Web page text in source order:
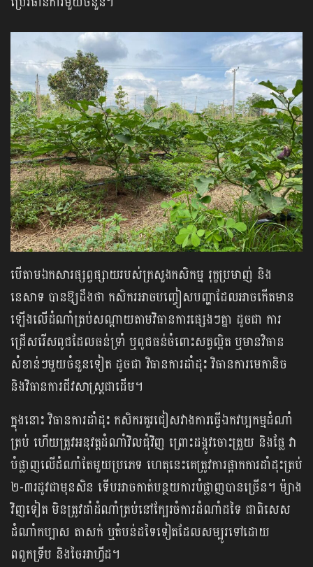
បើតាមឯកសារផ្សព្វផ្សាយរបស់ក្រសួងកសិកម្ម រុក្ខប្រមាញ់ និង
នេសាទ បានឱ្យដឹងថា កសិករអាចបញ្ចៀសបញ្ហាដែលអាចកើតមាន
ឡើងលើដំណាំត្រប់សណ្តាយតាមវិធានការផ្សេងៗគ្នា ដូចជា ការ
ជ្រើសរើសពូជដែលធន់ទ្រាំ ឬពូជធន់ចំពោះសត្វល្អិត ឬមានវិធាន
សំខាន់ៗមួយចំនួនទៀត ដូចជា វិធានការដាំដុះ វិធានការមេកានិច
និងវិធានការជីវសាស្ត្រជាដើម។
ក្នុងនោះ វិធានការដាំដុះ កសិករគួរជៀសវាងការធ្វើឯកវប្បកម្មដំណាំ
ត្រប់ ហើយត្រូវអនុវត្តដំណាំវិលជុំវិញ ព្រោះដង្កូវចោះត្រួយ និងផ្លែ វា
បំផ្លាញលើដំណាំតែមួយប្រភេទ ហេតុនេះគេត្រូវការផ្អាកការដាំដុះត្រប់
២-៣រដូវជាមុនសិន ទើបអាចកាត់បន្ថយការបំផ្លាញបានច្រើន។ ម៉្យាង
វិញទៀត មិនត្រូវដាំដំណាំត្រប់នៅក្បែរចំការដំណាំដទៃ ជាពិសេស
ដំណាំកប្បាស តាសក់ ឬតំបន់ដទៃទៀតដែលសម្បូរទៅដោយ
ពពួកទ្រីប និងចៃអាហ្វីដ។